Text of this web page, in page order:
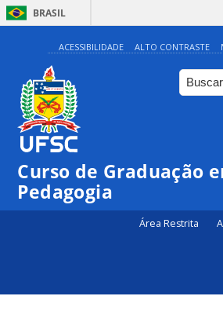
BRASIL
ACESSIBILIDADE ALTO CONTRASTE
Curso de Graduação
Pedagogia
Área Restrita